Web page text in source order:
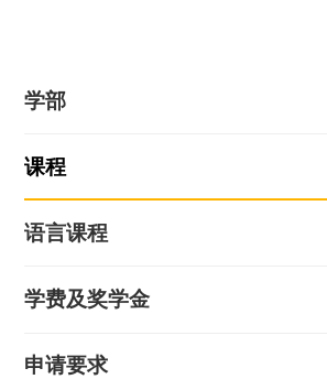
学部
课程
语言课程
学费及奖学金
申请要求